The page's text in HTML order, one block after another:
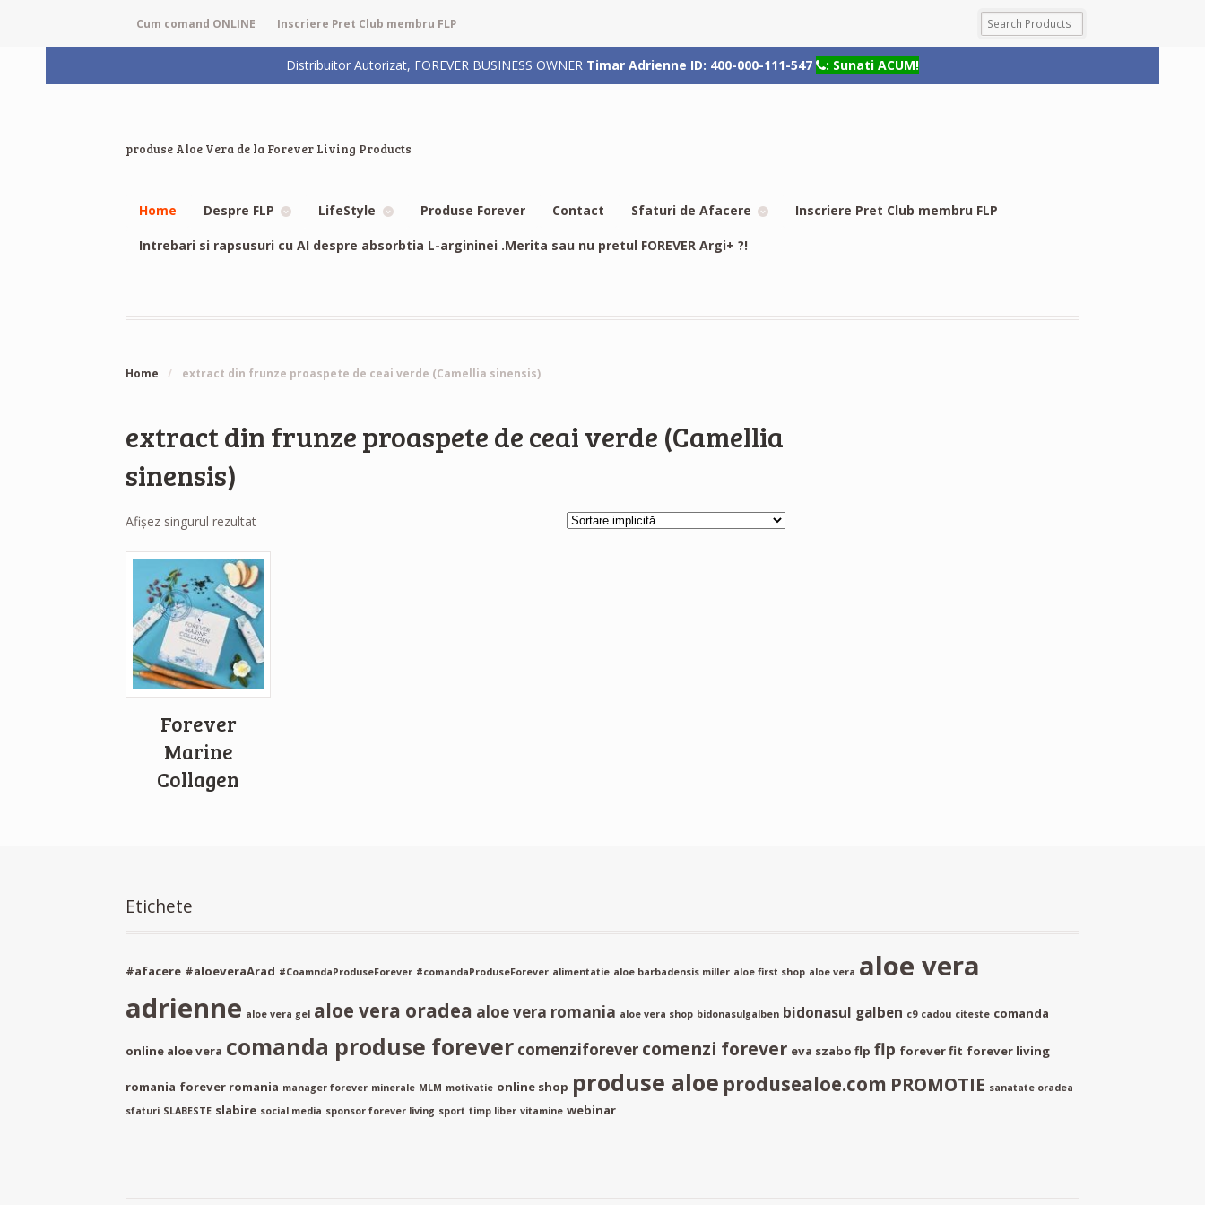
Cum comand ONLINE Inscriere Pret Club membru FLP
Distribuitor Autorizat, FOREVER BUSINESS OWNER Timar Adrienne ID: 400-000-111-547 : Sunati ACUM!
produse Aloe Vera de la Forever Living Products
Home Despre FLP LifeStyle Produse Forever Contact Sfaturi de Afacere Inscriere Pret Club membru FLP
Intrebari si rapsusuri cu AI despre absorbtia L-argininei .Merita sau nu pretul FOREVER Argi+ ?!
Home / extract din frunze proaspete de ceai verde (Camellia sinensis)
extract din frunze proaspete de ceai verde (Camellia
sinensis)
Afișez singurul rezultat
Forever
Marine
Collagen
Etichete
#afacere #aloeveraArad #CoamndaProduseForever #comandaProduseForever alimentatie aloe barbadensis miller aloe first shop aloe vera aloe vera
adrienne aloe vera gel aloe vera oradea aloe vera romania aloe vera shop bidonasulgalben bidonasul galben c9 cadou citeste comanda
online aloe vera comanda produse forever comenziforever comenzi forever eva szabo flp flp forever fit forever living
romania forever romania manager forever minerale MLM motivatie online shop produse aloe produsealoe.com PROMOTIE sanatate oradea
sfaturi SLABESTE slabire social media sponsor forever living sport timp liber vitamine webinar